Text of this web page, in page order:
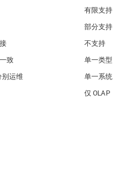
有限支持
部分支持
不支持
致 单一类型
别运维 单一系统
仅 OLAP